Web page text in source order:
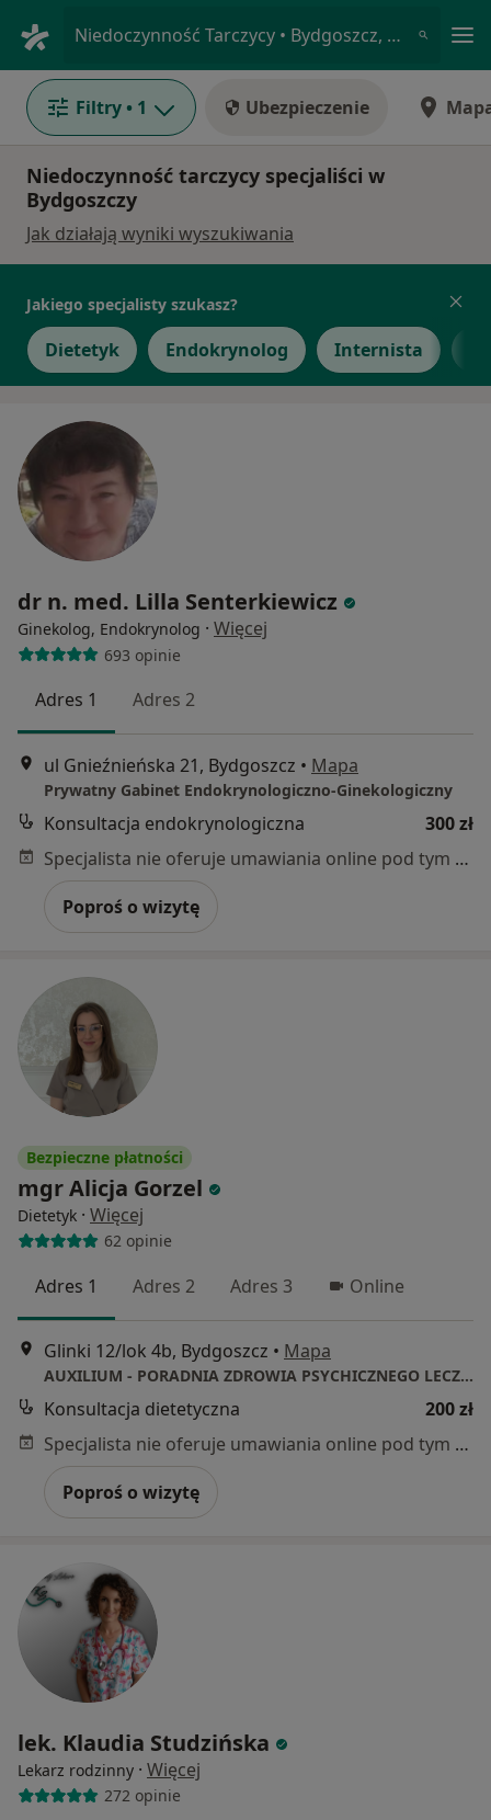
Niedoczynność Tarczycy • Bydgoszcz, kujawsko-pomorskie
Filtry • 1 Ubezpieczenie
Niedoczynność tarczycy specjaliści w
Bydgoszczy
Jak działają wyniki wyszukiwania
Jakiego specjalisty szukasz?
Dietetyk Endokrynolog Internista
dr n. med. Lilla Senterkiewicz
Ginekolog, Endokrynolog · Więcej
693 opinie
Adres 1 Adres 2
ul Gnieźnieńska 21, Bydgoszcz • Mapa
Prywatny Gabinet Endokrynologiczno-Ginekologiczny
Konsultacja endokrynologiczna
300 zł
Specjalista nie oferuje umawiania online pod tym adresem.
Poproś o wizytę
Bezpieczne płatności
mgr Alicja Gorzel
Dietetyk · Więcej
62 opinie
Adres 1 Adres 2 Adres 3 Online
Glinki 12/lok 4b, Bydgoszcz • Mapa
AUXILIUM - PORADNIA ZDROWIA PSYCHICZNEGO LECZENIA OTYŁOŚCI I ZABURZEŃ ODŻYWIANIA
Konsultacja dietetyczna
200 zł
Specjalista nie oferuje umawiania online pod tym adresem.
Poproś o wizytę
lek. Klaudia Studzińska
Lekarz rodzinny · Więcej
272 opinie